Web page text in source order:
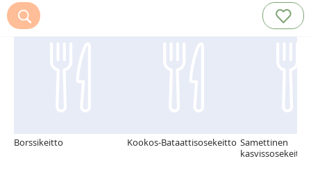
ETUSIVU
RESEPTIHAKU
Suosittelemme myös
Borssikeitto Kookos-Bataattisosekeitto Samettinen
kasvissosekeitto